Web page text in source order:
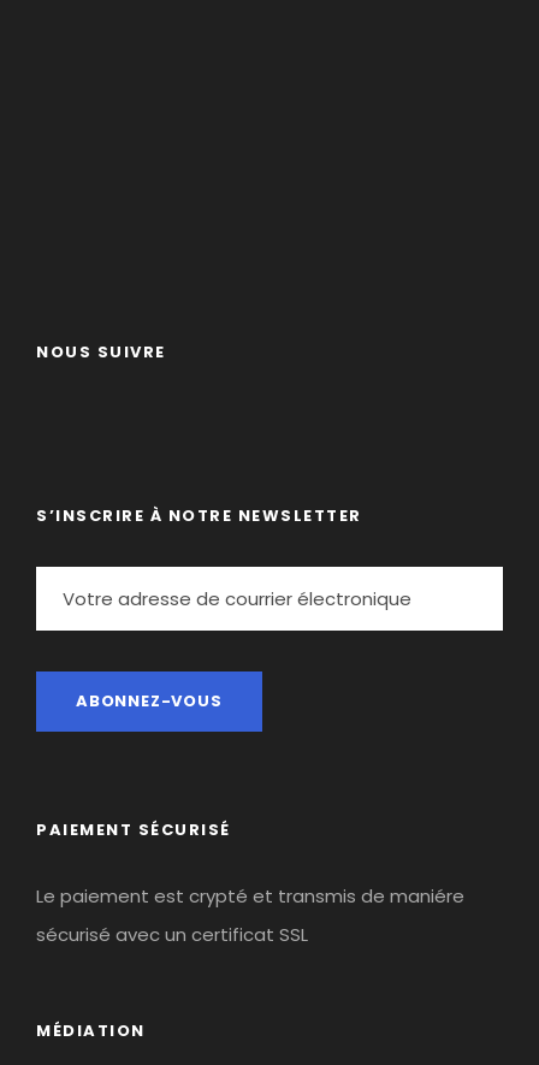
NOUS SUIVRE
S’INSCRIRE À NOTRE NEWSLETTER
PAIEMENT SÉCURISÉ
Le paiement est crypté et transmis de maniére
sécurisé avec un certificat SSL
MÉDIATION